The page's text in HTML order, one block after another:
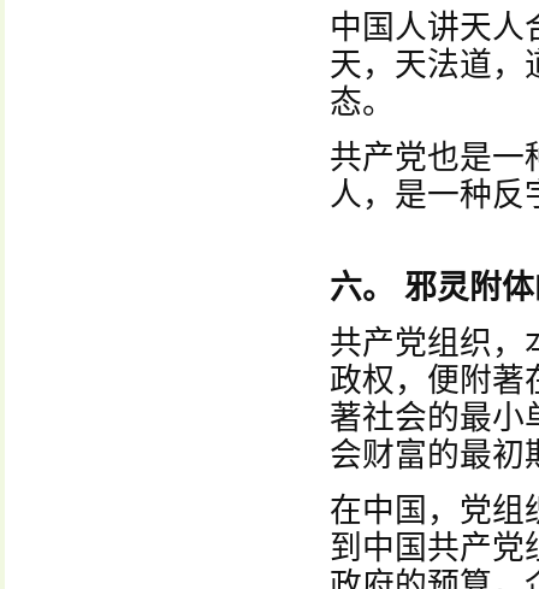
中国人讲天人
天，天法道，
态。
共产党也是一
人，是一种反
六。 邪灵附
共产党组织，
政权，便附著
著社会的最小
会财富的最初
在中国，党组
到中国共产党